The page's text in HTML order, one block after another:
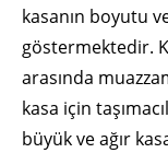
kasanın boyutu
göstermektedir.
arasında
kasa için
büyük ve ağır